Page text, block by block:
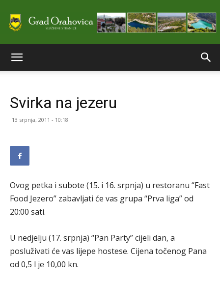
stranice
Orahovice
Svirka na jezeru
13 srpnja, 2011 - 10:18
Ovog petka i subote (15. i 16. srpnja) u restoranu “Fast
Food Jezero” zabavljati će vas grupa “Prva liga” od
20:00 sati.
U nedjelju (17. srpnja) “Pan Party” cijeli dan, a
posluživati će vas lijepe hostese. Cijena točenog Pana
od 0,5 l je 10,00 kn.